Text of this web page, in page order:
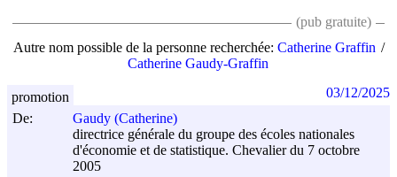
(pub gratuite)
Autre nom possible de la personne recherchée: Catherine Graffin
Catherine Gaudy-Graffin
De:
Gaudy (Catherine)
directrice générale du groupe des écoles nationales
d'économie et de statistique. Chevalier du 7 octobre
2005
promotion 03/12/2025